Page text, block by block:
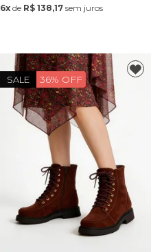
6x de R$ 138,17 sem juros
SALE 36% OFF